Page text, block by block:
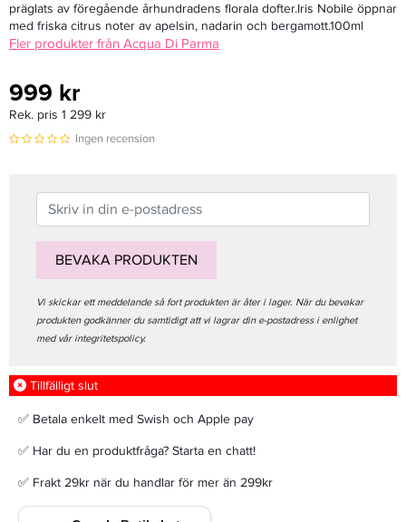
präglats av föregående århundradens florala dofter.Iris Nobile öppnar
med friska citrus noter av apelsin, nadarin och bergamott.100ml
Fler produkter från Acqua Di Parma
999 kr
Rek. pris 1 299 kr
Ingen recension
BEVAKA PRODUKTEN
Vi skickar ett meddelande så fort produkten är åter i lager. När du bevakar
produkten godkänner du samtidigt att vi lagrar din e-postadress i enlighet
med vår integritetspolicy.
Tillfälligt slut
✅ Betala enkelt med Swish och Apple pay
✅ Har du en produktfråga? Starta en chatt!
✅ Frakt 29kr när du handlar för mer än 299kr